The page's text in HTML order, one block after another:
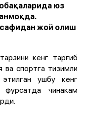
юз
жой олиш
кенг тарғиб
спортга тизимли
ушбу кенг
чинакам